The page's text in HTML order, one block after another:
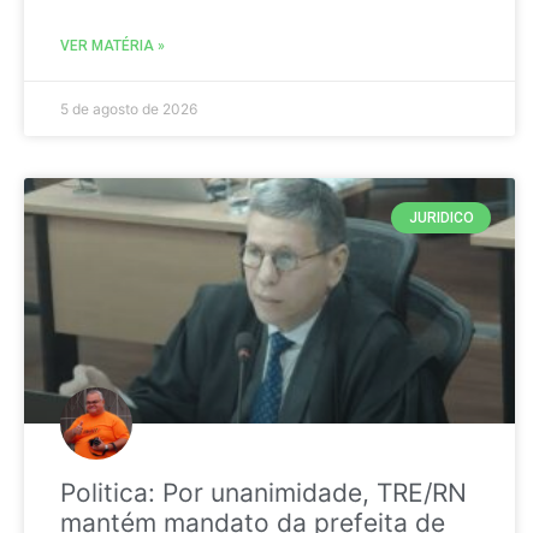
VER MATÉRIA »
5 de agosto de 2026
JURIDICO
Politica: Por unanimidade, TRE/RN
mantém mandato da prefeita de